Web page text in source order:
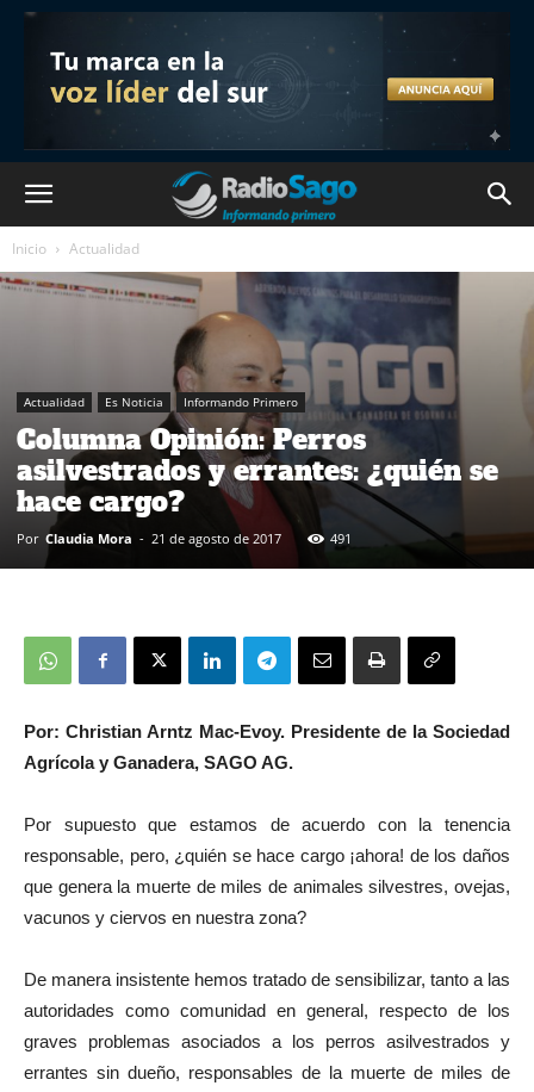
Inicio Actualidad
Actualidad Es Noticia Informando Primero
Columna Opinión: Perros
asilvestrados y errantes: ¿quién se
hace cargo?
Por Claudia Mora - 21 de agosto de 2017 491
Por: Christian Arntz Mac-Evoy. Presidente de la Sociedad
Agrícola y Ganadera, SAGO AG.
Por supuesto que estamos de acuerdo con la tenencia
responsable, pero, ¿quién se hace cargo ¡ahora! de los daños
que genera la muerte de miles de animales silvestres, ovejas,
vacunos y ciervos en nuestra zona?
De manera insistente hemos tratado de sensibilizar, tanto a las
autoridades como comunidad en general, respecto de los
graves problemas asociados a los perros asilvestrados y
errantes sin dueño, responsables de la muerte de miles de